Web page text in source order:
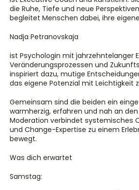
die Ruhe, Tiefe und neue
begleitet Menschen dabei, ihre
Nadja Petranovskaja
ist Psychologin mit jahrzehntelanger
Veränderungsprozessen und
inspiriert dazu, mutige
das eigene Potenzial mit Leichtigkeit
Gemeinsam sind die beiden ein
warmherzig, erfahren und nah an
Moderation verbindet systemisches
und Change-Expertise zu einem
bewegt.
Was dich erwartet
Samstag: